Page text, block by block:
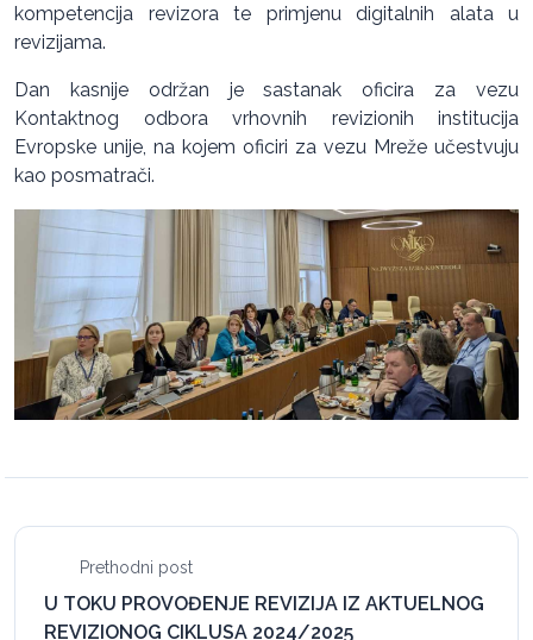
kompetencija revizora te primjenu digitalnih alata u
revizijama.
Dan kasnije održan je sastanak oficira za vezu
Kontaktnog odbora vrhovnih revizionih institucija
Evropske unije, na kojem oficiri za vezu Mreže učestvuju
kao posmatrači.
Prethodni post
U TOKU PROVOĐENJE REVIZIJA IZ AKTUELNOG
REVIZIONOG CIKLUSA 2024/2025